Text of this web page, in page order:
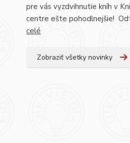
pre vás vyzdvihnutie kníh v
centre ešte pohodlnejšie!
celé
Zobraziť všetky novinky